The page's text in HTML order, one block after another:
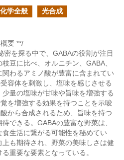
化学全般
光合成
要 **/
密を探る中で、GABAの役割が注目
豆に比べ、オルニチン、GABA、
わるアミノ酸が豊富に含まれてい
容体を刺激し、塩味を感じさせる
量の塩味が甘味や旨味を増強する
を増強する効果を持つことを示唆
から合成されるため、旨味を持つ
できる。GABAの豊富な野菜は、
生活に繋がる可能性を秘めてい
も期待され、野菜の美味しさは健
重要な要素となっている。